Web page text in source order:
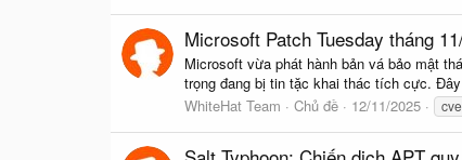
Microsoft Patch Tuesday tháng
Microsoft vừa phát hành bản vá bảo mật
trọng đang bị tin tặc khai thác tích cực.
WhiteHat Team
Chủ đề 12/11/2025